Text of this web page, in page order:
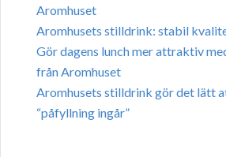
Aromhuset
Aromhusets stilldrink: stabil
Gör dagens lunch mer attraktiv
från Aromhuset
Aromhusets stilldrink gör det lätt
“påfyllning ingår”